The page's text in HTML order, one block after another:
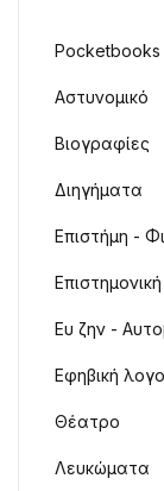
Pocketbooks
Αστυνομικό
Βιογραφίες
Διηγήματα
Επιστήμη -
Ευ ζην -
Εφηβική
Θέατρο
Λευκώματα